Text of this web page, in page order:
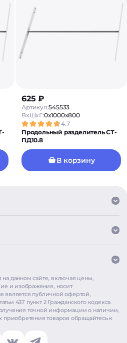
625 ₽
Артикул:545533
ВxШxГ:0x1000x800
4.7
Продольный разделитель СТ-
ПД10.8
В корзину
данном сайте, включая цены,
и изображения, носит
является публичной офертой,
437 пункт 2 Гражданского кодекса
точной информации о наличии,
товаров обращайтесь к